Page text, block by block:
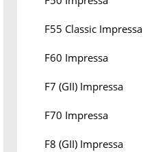
F55 Classic Impressa
F60 Impressa
F7 (GII) Impressa
F70 Impressa
F8 (GII) Impressa